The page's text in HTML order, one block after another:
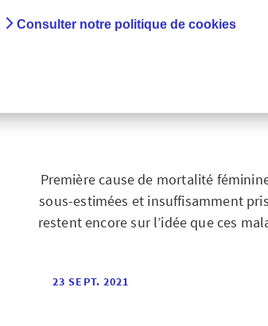
Maladies
femmes :
Première cause de mortalité
sous-estimées et insuffisamment
restent encore sur l’idée que ces
23 SEPT. 2021
Consulter notre politique de cookies